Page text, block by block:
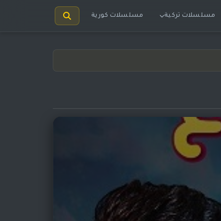
مسلسلات تركية مسلسلات كورية